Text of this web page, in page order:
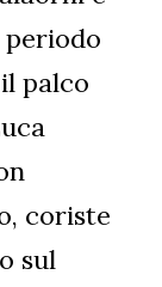
periodo
palco
coriste
sul